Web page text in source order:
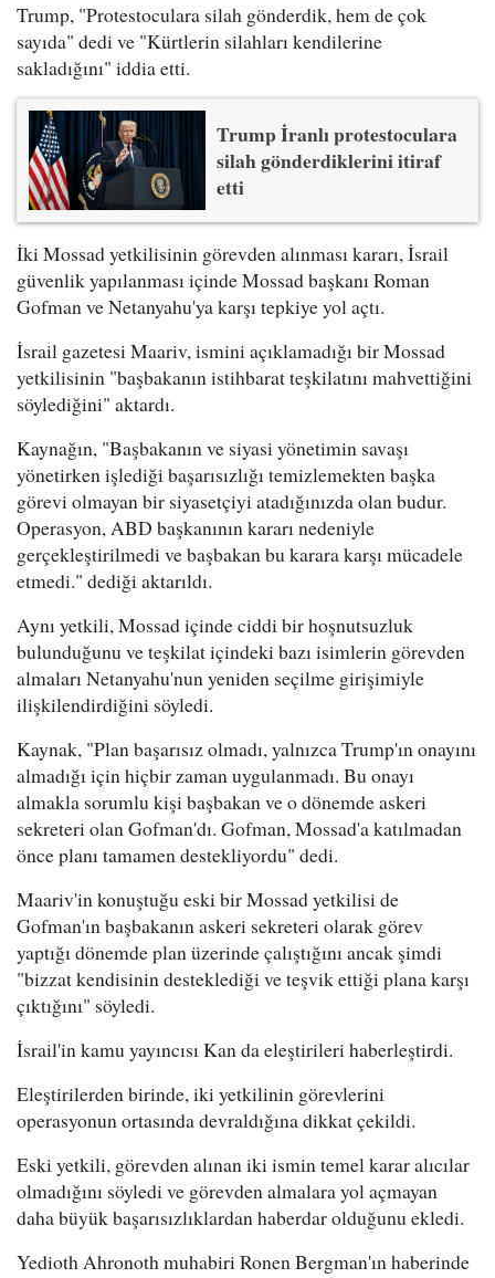
Trump, "Protestoculara silah gönderdik, hem de çok
sayıda" dedi ve "Kürtlerin silahları kendilerine
sakladığını" iddia etti.
Trump İranlı protestoculara
silah gönderdiklerini itiraf
etti
İki Mossad yetkilisinin görevden alınması kararı, İsrail
güvenlik yapılanması içinde Mossad başkanı Roman
Gofman ve Netanyahu'ya karşı tepkiye yol açtı.
İsrail gazetesi Maariv, ismini açıklamadığı bir Mossad
yetkilisinin "başbakanın istihbarat teşkilatını mahvettiğini
söylediğini" aktardı.
Kaynağın, "Başbakanın ve siyasi yönetimin savaşı
yönetirken işlediği başarısızlığı temizlemekten başka
görevi olmayan bir siyasetçiyi atadığınızda olan budur.
Operasyon, ABD başkanının kararı nedeniyle
gerçekleştirilmedi ve başbakan bu karara karşı mücadele
etmedi." dediği aktarıldı.
Aynı yetkili, Mossad içinde ciddi bir hoşnutsuzluk
bulunduğunu ve teşkilat içindeki bazı isimlerin görevden
almaları Netanyahu'nun yeniden seçilme girişimiyle
ilişkilendirdiğini söyledi.
Kaynak, "Plan başarısız olmadı, yalnızca Trump'ın onayını
almadığı için hiçbir zaman uygulanmadı. Bu onayı
almakla sorumlu kişi başbakan ve o dönemde askeri
sekreteri olan Gofman'dı. Gofman, Mossad'a katılmadan
önce planı tamamen destekliyordu" dedi.
Maariv'in konuştuğu eski bir Mossad yetkilisi de
Gofman'ın başbakanın askeri sekreteri olarak görev
yaptığı dönemde plan üzerinde çalıştığını ancak şimdi
"bizzat kendisinin desteklediği ve teşvik ettiği plana karşı
çıktığını" söyledi.
İsrail'in kamu yayıncısı Kan da eleştirileri haberleştirdi.
Eleştirilerden birinde, iki yetkilinin görevlerini
operasyonun ortasında devraldığına dikkat çekildi.
Eski yetkili, görevden alınan iki ismin temel karar alıcılar
olmadığını söyledi ve görevden almalara yol açmayan
daha büyük başarısızlıklardan haberdar olduğunu ekledi.
Yedioth Ahronoth muhabiri Ronen Bergman'ın haberinde